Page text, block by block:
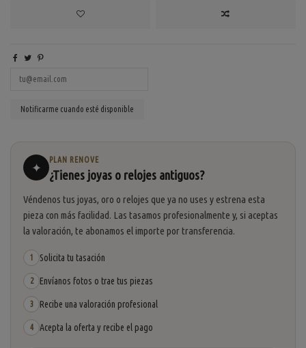
✦
PLAN RENOVE
¿Tienes joyas o relojes antiguos?
Véndenos tus joyas, oro o relojes que ya no uses y estrena esta
pieza con más facilidad. Las tasamos profesionalmente y, si aceptas
la valoración, te abonamos el importe por transferencia.
1 Solicita tu tasación
2 Envíanos fotos o trae tus piezas
3 Recibe una valoración profesional
4 Acepta la oferta y recibe el pago